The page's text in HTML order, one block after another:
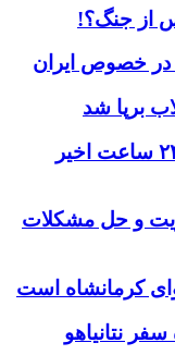
از جنگ؟!
در خصوص ایران
برپا شد
این سه نفر بد اخلاق‌ترین ایرانی‌های ۲۴ ساعت اخیر
و حل مشکلات
کرمانشاه است
نتانیاهو